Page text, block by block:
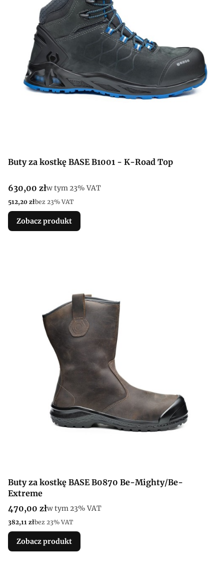
Buty za kostkę BASE B1001 - K-Road Top
Cena brutto
630,00 złw tym %s VAT
w tym23% VAT
Cena netto
512,20 złbez 23% VAT
Zobacz produkt
Buty za kostkę BASE B0870 Be-Mighty/Be-
Extreme
Cena brutto
470,00 złw tym %s VAT
w tym23% VAT
Cena netto
382,11 złbez 23% VAT
Zobacz produkt